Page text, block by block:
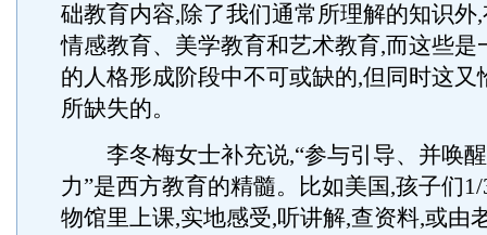
础教育内容,除了我们通常所理解的知识外
情感教育、美学教育和艺术教育,而这些是
的人格形成阶段中不可或缺的,但同时这又
所缺失的。
李冬梅女士补充说,“参与引导、并唤
力”是西方教育的精髓。比如美国,孩子们
物馆里上课,实地感受,听讲解,查资料,或由